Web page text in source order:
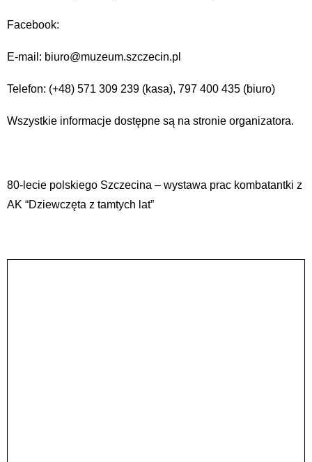
Facebook:
E-mail: biuro@muzeum.szczecin.pl
Telefon: (+48) 571 309 239 (kasa), 797 400 435 (biuro)
Wszystkie informacje dostępne są na stronie organizatora.
80-lecie polskiego Szczecina – wystawa prac kombatantki z
AK “Dziewczęta z tamtych lat”